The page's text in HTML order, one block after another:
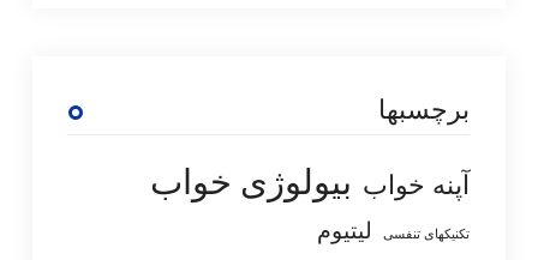
برچسبها
آپنه خواب بیولوژی خواب
تکنیکهای تنفسی لیتیوم